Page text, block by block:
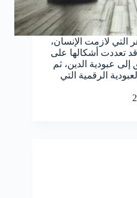
التي لازمت الإنسان،
تعددت أشكالها على
إلى عبودية الدين، ثم
الرقمية التي